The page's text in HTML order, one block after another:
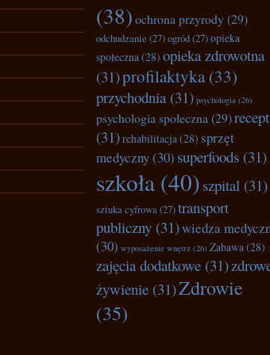
(38)ochrona przyrody(29)
odchudzanie (27)ogród(27)opieka
społeczna(28) opieka zdrowotna
(31)profilaktyka(33)
przychodnia(31) psychologia (26)
psychologia społeczna (29)
(31)rehabilitacja(28) sprzęt
medyczny(30) superfoods (31)
szkoła (40) szpital (31)
sztuka cyfrowa(27)transport
publiczny (31)wiedza
(30) wyposażenie wnętrz (26) Zabawa(28)
zajęcia dodatkowe (31)
żywienie (31)Zdrowie
(35)